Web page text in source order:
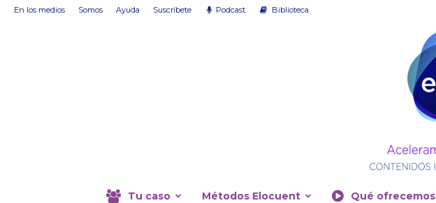
En los medios Somos Ayuda Suscríbete Podcast Biblioteca
Tu caso Métodos Elocuent Qué ofrecemos